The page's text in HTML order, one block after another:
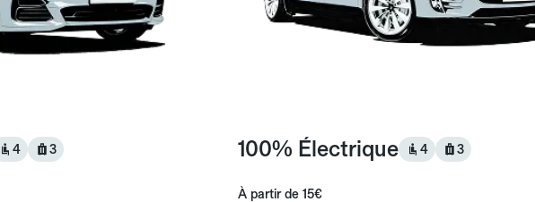
4 3 100% Électrique 4 3
À partir de 15€